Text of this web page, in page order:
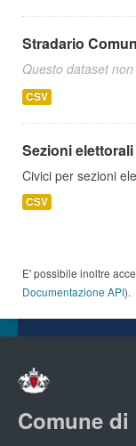
Stradario
Questo dataset
CSV
Sezioni elettorali
Civici per sezioni
CSV
E' possibile inoltre
Documentazione API).
Comune di